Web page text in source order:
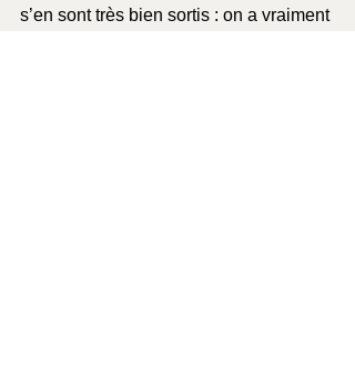
s’en sont très bien sortis : on a vraiment